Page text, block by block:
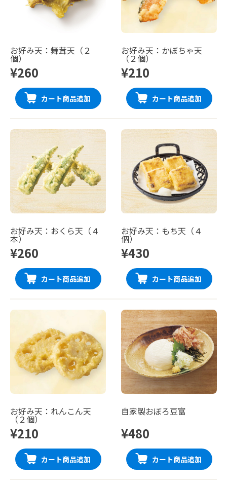
お好み天：舞茸天（２
個）
¥260
カート商品追加
お好み天：かぼちゃ天
（２個）
¥210
カート商品追加
お好み天：おくら天（４
本）
¥260
カート商品追加
お好み天：もち天（４
個）
¥430
カート商品追加
お好み天：れんこん天
（２個）
¥210
カート商品追加
自家製おぼろ豆富
¥480
カート商品追加